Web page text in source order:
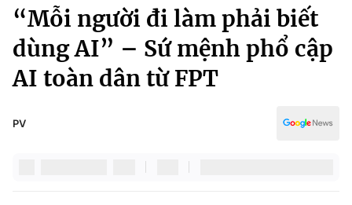
Chuyên mục
Chính trị
Xã hội
Pháp luật
Kinh tế
Thể thao
Truyền hình
Văn hóa - Giải trí
“Mỗi người đi làm phải biết
dùng AI” – Sứ mệnh phổ cập
AI toàn dân từ FPT
PV